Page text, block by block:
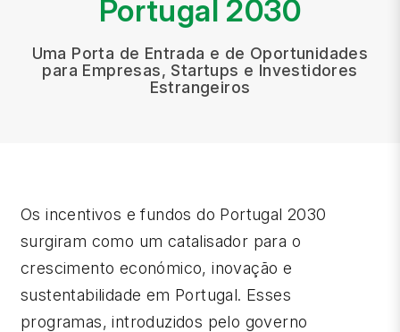
Portugal 2030
Uma Porta de Entrada e de Oportunidades
para Empresas, Startups e Investidores
Estrangeiros
Os incentivos e fundos do Portugal 2030
surgiram como um catalisador para o
crescimento económico, inovação e
sustentabilidade em Portugal. Esses
programas, introduzidos pelo governo